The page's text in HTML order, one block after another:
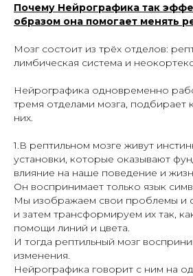
Почему Нейрографика так
образом она помогает менять
Мозг состоит из трёх отделов:
лимбическая система и
Нейрографика одновременно
тремя отделами мозга, подбирает
них.
1.В рептильном мозге живут
установки, которые оказывают
влияние на наше поведение и
Он воспринимает только язык
Мы изображаем свои проблемы и
и затем трансформируем их так,
помощи линий и цвета.
И тогда рептильный мозг
изменения.
Нейрографика говорит с ним на